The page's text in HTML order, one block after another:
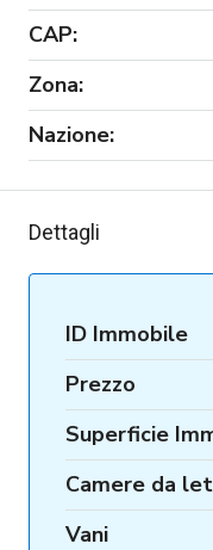
CAP:
Zona:
Nazione:
Dettagli
ID Immobile
Prezzo
Superficie
Camere da
Vani